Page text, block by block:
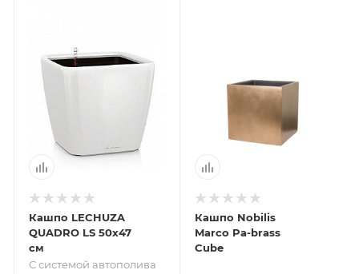
Кашпо LECHUZA
QUADRO LS 50х47
см
С системой автополива
Кашпо Nobilis
Marco Pa-brass
Cube